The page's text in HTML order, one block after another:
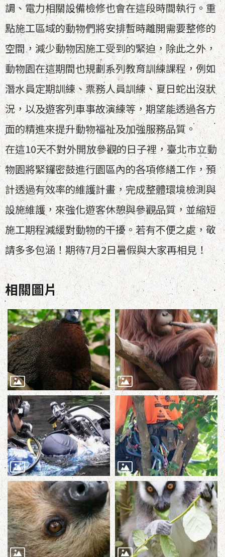
調、電力相關設備檢修也會在這段時間執行。重
點施工區域的動物們將安排暫時離開需要整修的
空間，減少動物因施工受到的緊迫，除此之外，
動物園在這期間也規劃系列教育訓練課程，例如
潛水員定期訓練、票務人員訓練、夏日蛇出沒狀
況，以及遊客列車事故演練等，期望能透過各方
面的精進來提升動物福祉及加強服務品質。
在這10天不對外開放參觀的日子裡，臺北市立動
物園將緊鑼密鼓進行園區內的各項修繕工作，預
計透過有效率的維護計畫，完成整體環境檢測與
設施維護，來強化遊客休憩與參觀品質，並縮短
施工期程減緩對動物的干擾。若有不便之處，敬
請多多包涵！期待7月2日暑假與大家再相見！
相關圖片